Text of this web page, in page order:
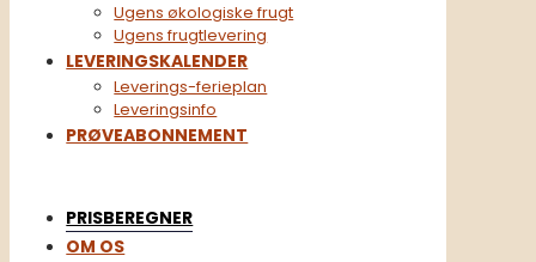
Ugens økologiske frugt
Ugens frugtlevering
LEVERINGSKALENDER
Leverings-ferieplan
Leveringsinfo
PRØVEABONNEMENT
PRISBEREGNER
OM OS